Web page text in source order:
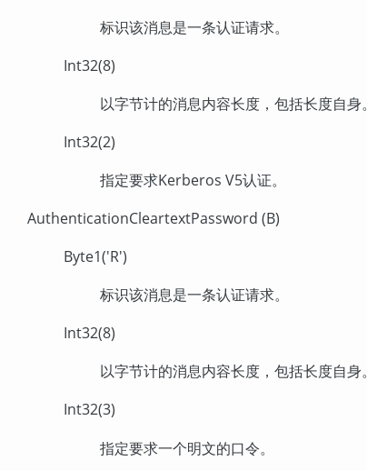
标识该消息是一条认证请求。
Int32(8)
以字节计的消息内容长度，包括长度自身。
Int32(2)
指定要求Kerberos V5认证。
AuthenticationCleartextPassword (B)
Byte1('R')
标识该消息是一条认证请求。
Int32(8)
以字节计的消息内容长度，包括长度自身。
Int32(3)
指定要求一个明文的口令。